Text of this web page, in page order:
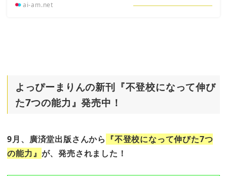
ai-am.net
よっぴーまりんの新刊『不登校になって伸び
た7つの能力』発売中！
9月、廣済堂出版さんから 『不登校になって伸びた7つ
の能力』 が、発売されました！